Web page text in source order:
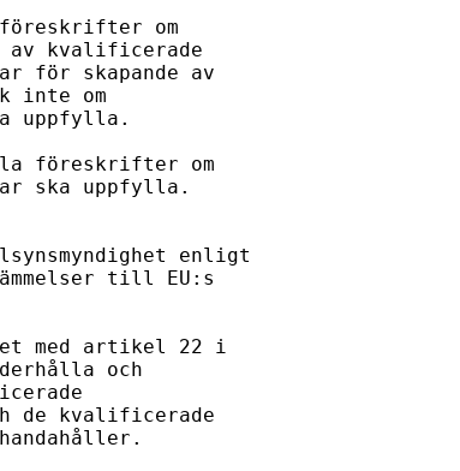
om
av kvalificerade
för skapande av
inte om
uppfylla.
föreskrifter om
ska uppfylla.
enligt
till EU:s
med artikel 22 i
och
de kvalificerade